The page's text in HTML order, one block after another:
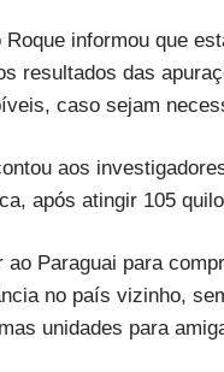
informou que
resultados das
caso sejam
aos
após atingir 105
Paraguai para
no país vizinho,
unidades para